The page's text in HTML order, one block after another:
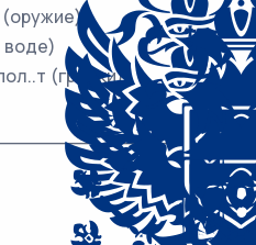
воде)
(грядки)